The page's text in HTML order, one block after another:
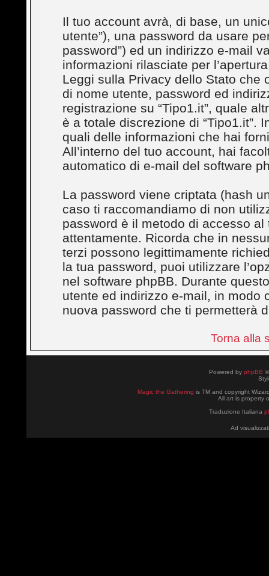
Il tuo account avrà, di base, un
utente”), una password da usare
password”) ed un indirizzo e-mail
informazioni rilasciate per
Leggi sulla Privacy dello Stato che
di nome utente, password ed
registrazione su “Tipo1.it”, quale
è a totale discrezione di “Tipo1.it”.
quali delle informazioni che hai
All’interno del tuo account, hai
automatico di e-mail del software
La password viene criptata (hash
caso ti raccomandiamo di non
password è il metodo di accesso al
attentamente. Ricorda che in
terzi possono legittimamente
la tua password, puoi utilizzare
nel software phpBB. Durante
utente ed indirizzo e-mail, in modo
nuova password che ti permetterà
Torna alla
Powered by phpBB
Magic the Gathering is TM and copyright
All art is property
Traduzione Italiana
Ad